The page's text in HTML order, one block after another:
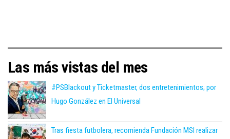
Las más vistas del mes
#PSBlackout y Ticketmaster, dos entretenimientos; por
Hugo González en El Universal
Tras fiesta futbolera, recomienda Fundación MSI realizar